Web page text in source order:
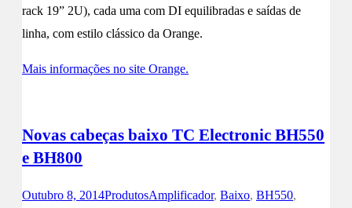
rack 19” 2U), cada uma com DI equilibradas e saídas de
linha, com estilo clássico da Orange.
Mais informações no site Orange.
Novas cabeças baixo TC Electronic BH550
e BH800
Outubro 8, 2014ProdutosAmplificador, Baixo, BH550,